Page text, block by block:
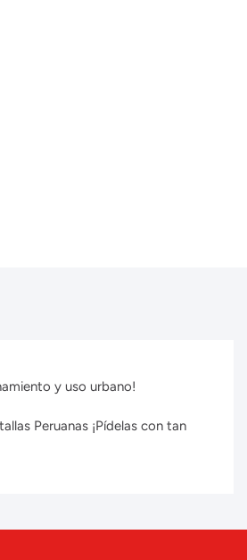
y uso urbano!
Peruanas ¡Pídelas con tan